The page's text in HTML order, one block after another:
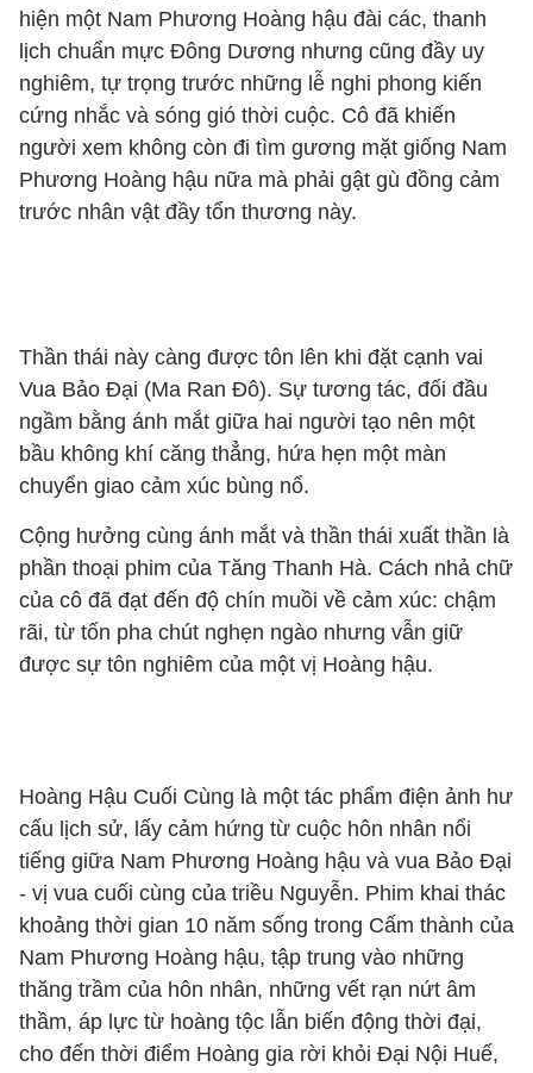
hiện một Nam Phương Hoàng hậu đài các, thanh
lịch chuẩn mực Đông Dương nhưng cũng đầy uy
nghiêm, tự trọng trước những lễ nghi phong kiến
cứng nhắc và sóng gió thời cuộc. Cô đã khiến
người xem không còn đi tìm gương mặt giống Nam
Phương Hoàng hậu nữa mà phải gật gù đồng cảm
trước nhân vật đầy tổn thương này.
Thần thái này càng được tôn lên khi đặt cạnh vai
Vua Bảo Đại (Ma Ran Đô). Sự tương tác, đối đầu
ngầm bằng ánh mắt giữa hai người tạo nên một
bầu không khí căng thẳng, hứa hẹn một màn
chuyển giao cảm xúc bùng nổ.
Cộng hưởng cùng ánh mắt và thần thái xuất thần là
phần thoại phim của Tăng Thanh Hà. Cách nhả chữ
của cô đã đạt đến độ chín muồi về cảm xúc: chậm
rãi, từ tốn pha chút nghẹn ngào nhưng vẫn giữ
được sự tôn nghiêm của một vị Hoàng hậu.
Hoàng Hậu Cuối Cùng là một tác phẩm điện ảnh hư
cấu lịch sử, lấy cảm hứng từ cuộc hôn nhân nổi
tiếng giữa Nam Phương Hoàng hậu và vua Bảo Đại
- vị vua cuối cùng của triều Nguyễn. Phim khai thác
khoảng thời gian 10 năm sống trong Cấm thành của
Nam Phương Hoàng hậu, tập trung vào những
thăng trầm của hôn nhân, những vết rạn nứt âm
thầm, áp lực từ hoàng tộc lẫn biến động thời đại,
cho đến thời điểm Hoàng gia rời khỏi Đại Nội Huế,